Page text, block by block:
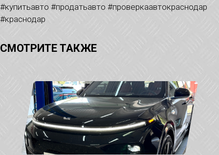
#купитьавто #продатьавто #проверкаавтокраснодар
#краснодар
СМОТРИТЕ ТАКЖЕ